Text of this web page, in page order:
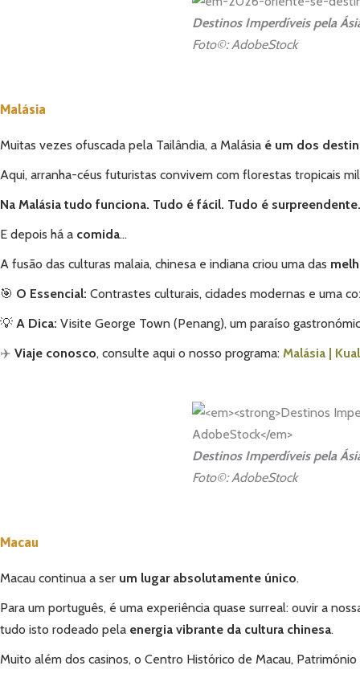
Destinos Imperdíveis pela
Foto©: AdobeStock
Malásia
Muitas vezes ofuscada pela Tailândia, a Malásia é um dos
Aqui, arranha-céus futuristas convivem com florestas tropicais
Na Malásia tudo funciona. Tudo é fácil. Tudo é surpreendente.
E depois há a comida…
A fusão das culturas malaia, chinesa e indiana criou uma das
🎯 O Essencial: Contrastes culturais, cidades modernas e uma
💡 A Dica: Visite George Town (Penang), um paraíso
✈️ Viaje conosco, consulte aqui o nosso programa: Malásia |
Destinos Imperdíveis pela
Foto©: AdobeStock
Macau
Macau continua a ser um lugar absolutamente único.
Para um português, é uma experiência quase surreal: ouvir a
tudo isto rodeado pela energia vibrante da cultura chinesa.
Muito além dos casinos, o Centro Histórico de Macau,